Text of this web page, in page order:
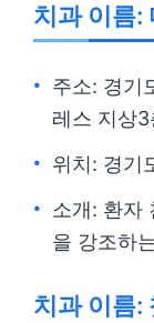
치과 이름:
주소: 경기
레스 지상
위치: 경기
소개: 환자
을 강조하
치과 이름: